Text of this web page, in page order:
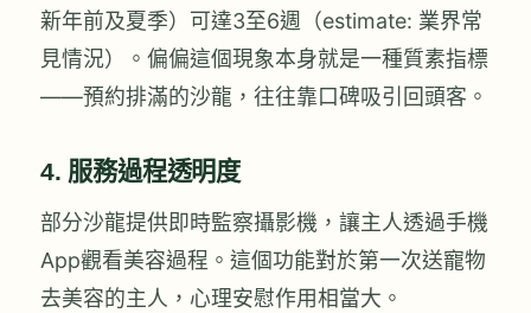
新年前及夏季）可達3至6週（estimate: 業界常
見情況）。偏偏這個現象本身就是一種質素指標
——預約排滿的沙龍，往往靠口碑吸引回頭客。
4. 服務過程透明度
部分沙龍提供即時監察攝影機，讓主人透過手機
App觀看美容過程。這個功能對於第一次送寵物
去美容的主人，心理安慰作用相當大。